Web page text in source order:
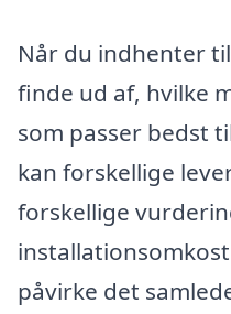
Når du indhenter
finde ud af, hvilke
som passer bedst
kan forskellige
forskellige
påvirke det